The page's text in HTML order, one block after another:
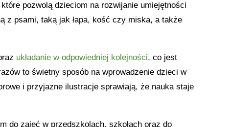
pozwolą dzieciom na rozwijanie umiejętności
z psami, taką jak łapa, kość czy miska, a także
układanie w odpowiedniej kolejności, co jest
to świetny sposób na wprowadzenie dzieci w
i przyjazne ilustracje sprawiają, że nauka staje
do zajęć w przedszkolach, szkołach oraz do